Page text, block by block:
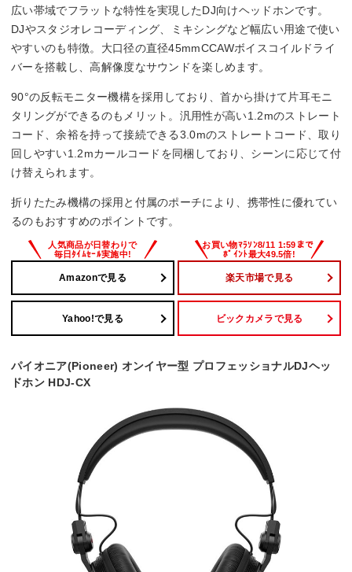
・密閉型のため音場が狭く、空間表現はやや限定的。
広い帯域でフラットな特性を実現したDJ向けヘッドホンです。
DJやスタジオレコーディング、ミキシングなど幅広い用途で使い
やすいのも特徴。大口径の直径45mmCCAWボイスコイルドライ
バーを搭載し、高解像度なサウンドを楽しめます。
90°の反転モニター機構を採用しており、首から掛けて片耳モニ
タリングができるのもメリット。汎用性が高い1.2mのストレート
コード、余裕を持って接続できる3.0mのストレートコード、取り
回しやすい1.2mカールコードを同梱しており、シーンに応じて付
け替えられます。
折りたたみ機構の採用と付属のポーチにより、携帯性に優れてい
るのもおすすめのポイントです。
Amazonで見る 楽天市場で見る
Yahoo!で見る ビックカメラで見る
パイオニア(Pioneer) オンイヤー型 プロフェッショナルDJヘッ
ドホン HDJ-CX